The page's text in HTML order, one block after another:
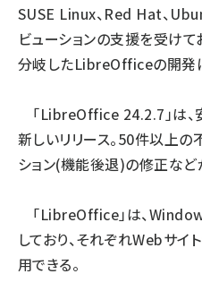
SUSE Linux、Red Hat、
ビューションの支援を受け
分岐したLibreOfficeの開発
「LibreOffice 24.2.7」は、
新しいリリース。50件以上の
ション(機能後退)の修正など
「LibreOffice」は、
しており、それぞれWebサイト
用できる。